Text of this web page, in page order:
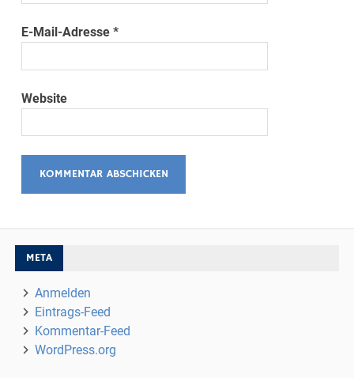
E-Mail-Adresse*
Website
META
Anmelden
Eintrags-Feed
Kommentar-Feed
WordPress.org